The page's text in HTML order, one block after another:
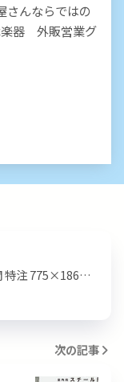
さんならではの
楽器 外販営業グ
特注 775×186…
次の記事